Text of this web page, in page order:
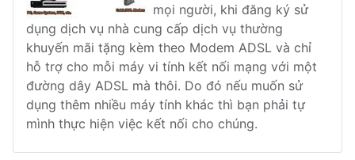
mọi người, khi đăng ký sử
dụng dịch vụ nhà cung cấp dịch vụ thường
khuyến mãi tặng kèm theo Modem ADSL và chỉ
hỗ trợ cho mỗi máy vi tính kết nối mạng với một
đường dây ADSL mà thôi. Do đó nếu muốn sử
dụng thêm nhiều máy tính khác thì bạn phải tự
mình thực hiện việc kết nối cho chúng.